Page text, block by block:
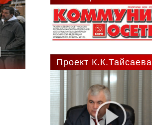
Проект К.К.Тайсаева